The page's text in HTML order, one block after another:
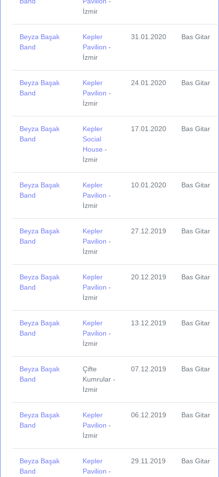
İzmir
Beyza Başak
Band
Kepler
Pavilion -
İzmir
31.01.2020 Bas Gitar
Beyza Başak
Band
Kepler
Pavilion -
İzmir
24.01.2020 Bas Gitar
Beyza Başak
Band
Kepler
Social
House -
İzmir
17.01.2020 Bas Gitar
Beyza Başak
Band
Kepler
Pavilion -
İzmir
10.01.2020 Bas Gitar
Beyza Başak
Band
Kepler
Pavilion -
İzmir
27.12.2019 Bas Gitar
Beyza Başak
Band
Kepler
Pavilion -
İzmir
20.12.2019 Bas Gitar
Beyza Başak
Band
Kepler
Pavilion -
İzmir
13.12.2019 Bas Gitar
Beyza Başak
Band
Çifte
Kumrular -
İzmir
07.12.2019 Bas Gitar
Beyza Başak
Band
Kepler
Pavilion -
İzmir
06.12.2019 Bas Gitar
Beyza Başak
Band
Kepler
Pavilion -
29.11.2019 Bas Gitar